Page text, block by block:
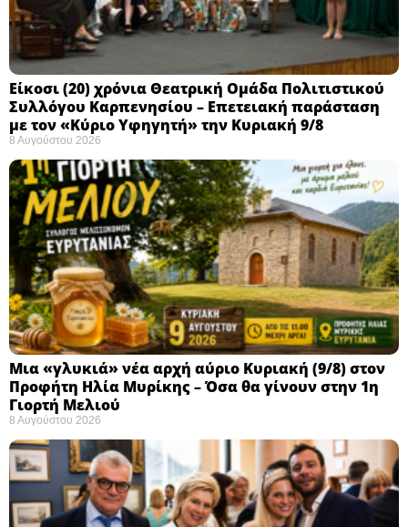
Eίκοσι (20) χρόνια Θεατρική Ομάδα Πολιτιστικού
Συλλόγου Καρπενησίου – Επετειακή παράσταση
με τον «Κύριο Υφηγητή» την Κυριακή 9/8
8 Αυγούστου 2026
Μια «γλυκιά» νέα αρχή αύριο Κυριακή (9/8) στον
Προφήτη Ηλία Μυρίκης – Όσα θα γίνουν στην 1η
Γιορτή Μελιού
8 Αυγούστου 2026